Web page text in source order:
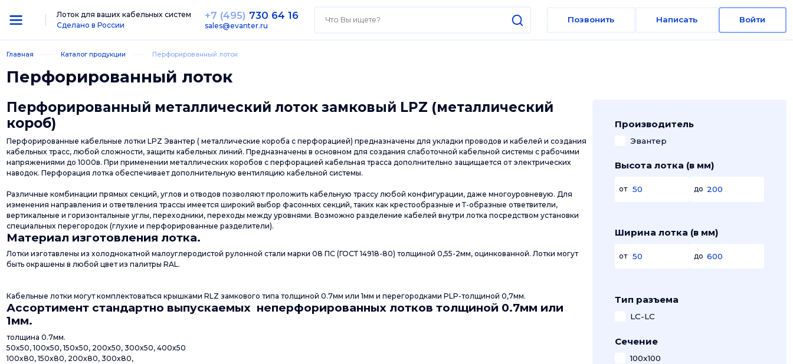
Лоток для ваших кабельных систем
Сделано в России
+7 (495) 730 64 16
sales@evanter.ru
Позвонить Написать Войти
Главная Каталог продукции Перфорированный лоток
Перфорированный лоток
Производитель
Эвантер
Высота лотка (в мм)
от до
Ширина лотка (в мм)
от до
Тип разъема
LC-LC
Сечение
100x100
Перфорированный металлический лоток замковый LPZ (металлический
короб)
Перфорированные кабельные лотки LPZ Эвантер ( металлические короба с перфорацией) предназначены для укладки проводов и кабелей и создания
кабельных трасс, любой сложности, защиты кабельных линий. Предназначены в основном для создания слаботочной кабельной системы с рабочими
напряжениями до 1000в. При применении металлических коробов с перфорацией кабельная трасса дополнительно защищается от электрических
наводок. Перфорация лотка обеспечивает дополнительную вентиляцию кабельной системы.
Различные комбинации прямых секций, углов и отводов позволяют проложить кабельную трассу любой конфигурации, даже многоуровневую. Для
изменения направления и ответвления трассы имеется широкий выбор фасонных секций, таких как крестообразные и Т-образные ответвители,
вертикальные и горизонтальные углы, переходники, переходы между уровнями. Возможно разделение кабелей внутри лотка посредством установки
специальных перегородок (глухие и перфорированные разделители).
Материал изготовления лотка.
Лотки изготавлены из холоднокатной малоуглеродистой рулонной стали марки 08 ПС (ГОСТ 14918-80) толщиной 0,55-2мм, оцинкованной. Лотки могут
быть окрашены в любой цвет из палитры RAL.
Кабельные лотки могут комплектоваться крышками RLZ замкового типа толщиной 0.7мм или 1мм и перегородками PLP-толщиной 0,7мм.
Ассортимент стандартно выпускаемых неперфорированных лотков толщиной 0.7мм или
1мм.
толщина 0.7мм.
50х50, 100х50, 150х50, 200х50, 300х50, 400х50
100х80, 150х80, 200х80, 300х80,